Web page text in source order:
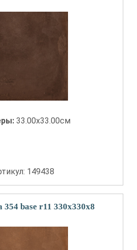
33.00x33.00см
149438
base r11 330x330x8